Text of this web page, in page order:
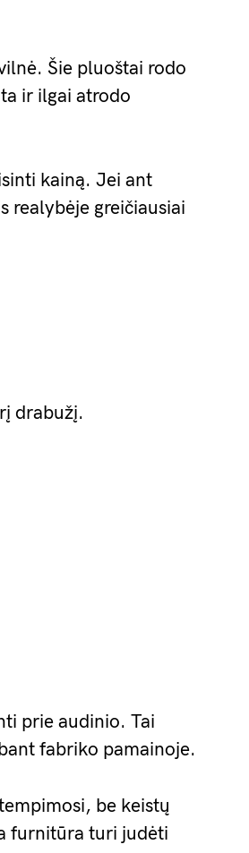
Šie pluoštai rodo
ir ilgai atrodo
kainą. Jei ant
realybėje greičiausiai
drabužį.
prie audinio. Tai
fabriko pamainoje.
be keistų
furnitūra turi judėti